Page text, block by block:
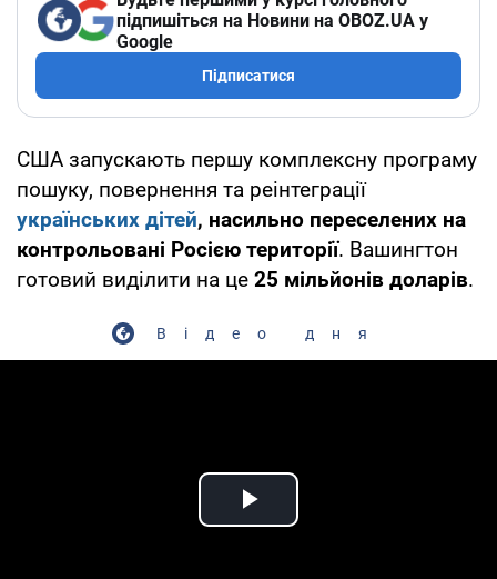
підпишіться на Новини на OBOZ.UA у
Google
Підписатися
США запускають першу комплексну програму
пошуку, повернення та реінтеграції
українських дітей, насильно переселених на
контрольовані Росією території. Вашингтон
готовий виділити на це 25 мільйонів доларів.
Відео дня
Play Video